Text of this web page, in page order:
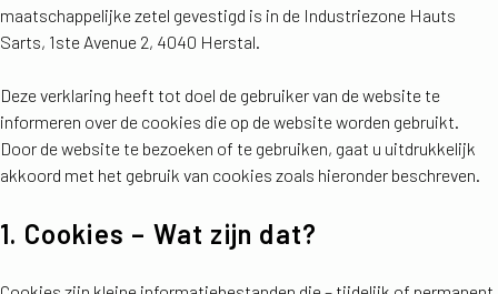
maatschappelijke zetel gevestigd is in de Industriezone Hauts
Sarts, 1ste Avenue 2, 4040 Herstal.
Deze verklaring heeft tot doel de gebruiker van de website te
informeren over de cookies die op de website worden gebruikt.
Door de website te bezoeken of te gebruiken, gaat u uitdrukkelijk
akkoord met het gebruik van cookies zoals hieronder beschreven.
1. Cookies – Wat zijn dat?